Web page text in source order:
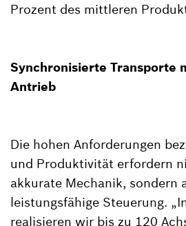
Prozent des mittleren
Synchronisierte Transporte
Antrieb
Die hohen Anforderungen
und Produktivität erfordern
akkurate Mechanik, sondern
leistungsfähige Steuerung.
realisieren wir bis zu 120